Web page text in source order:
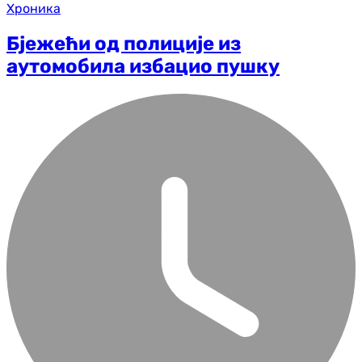
Хроника
Бјежећи од полиције из
аутомобила избацио пушку